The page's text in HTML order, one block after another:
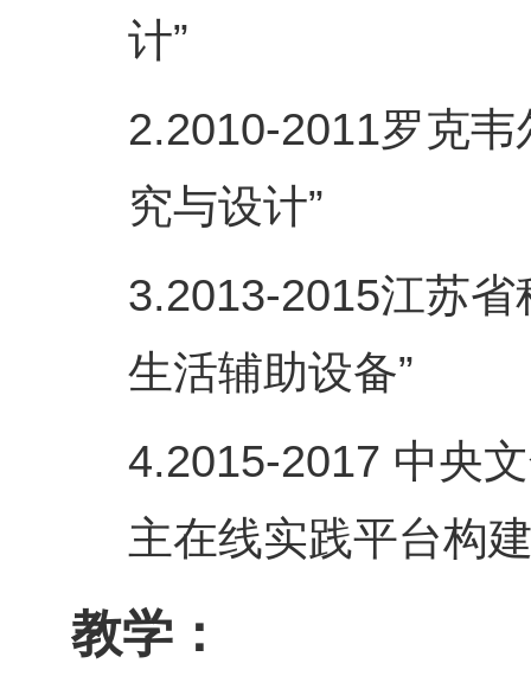
计”
2.2010-2011罗克韦
究与设计”
3.2013-2015江苏省
生活辅助设备”
4.2015-2017 中央
主在线实践平台构
教学：